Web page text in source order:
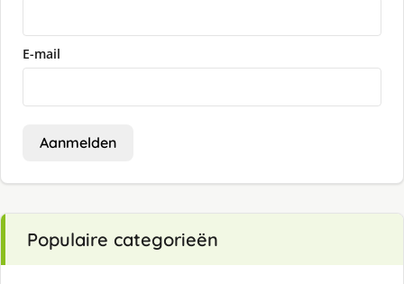
E-mail
Aanmelden
Populaire categorieën